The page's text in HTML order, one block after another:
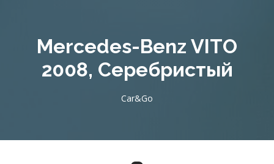
Mercedes-Benz VIТO
2008, Серебристый
Car&Go